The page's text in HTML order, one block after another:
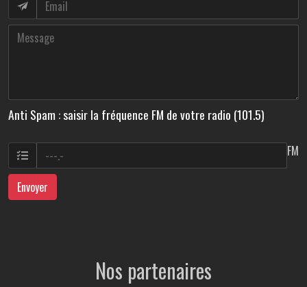
Anti Spam : saisir la fréquence FM de votre radio (101.5)
FM
Envoyer
Nos partenaires